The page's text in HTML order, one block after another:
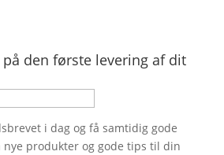
på den første levering af dit
i dag og få samtidig gode
produkter og gode tips til din